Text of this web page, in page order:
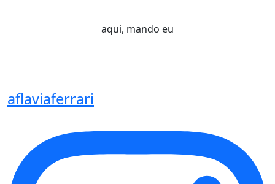
aqui, mando eu
aflaviaferrari